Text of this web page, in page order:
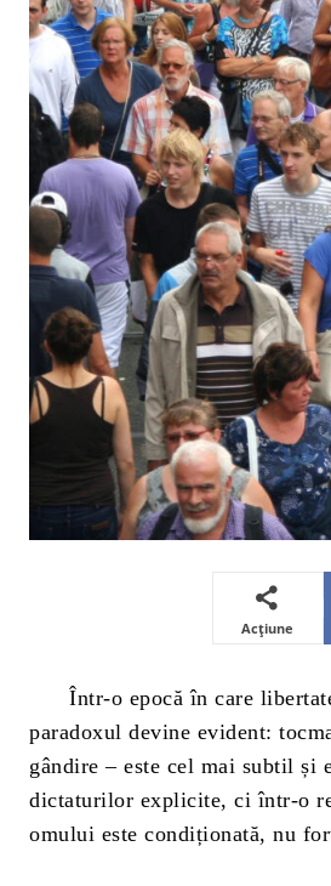
Acțiune
Într-o epocă în care
paradoxul devine evident:
gândire – este cel mai subtil și
dictaturilor explicite, ci într-o
omului este condiționată, nu